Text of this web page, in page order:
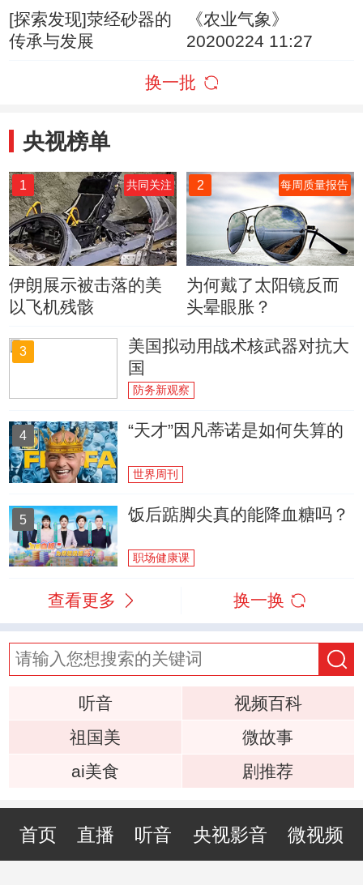
[探索发现]荥经砂器的
传承与发展
《农业气象》
20200224 11:27
换一批
央视榜单
1 共同关注
伊朗展示被击落的美
以飞机残骸
2 每周质量报告
为何戴了太阳镜反而
头晕眼胀？
3
美国拟动用战术核武器对抗大
国
防务新观察
4 “天才”因凡蒂诺是如何失算的
世界周刊
5 饭后踮脚尖真的能降血糖吗？
职场健康课
查看更多 换一换
听音
视频百科
祖国美
微故事
ai美食
剧推荐
首页 直播 听音 央视影音 微视频